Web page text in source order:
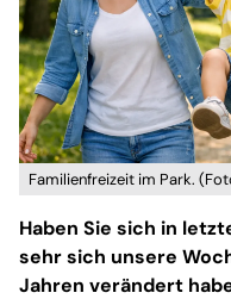
Familienfreizeit im Park.
Haben Sie sich in
sehr sich unsere
Jahren verändert